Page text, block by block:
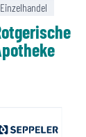
Einzelhandel